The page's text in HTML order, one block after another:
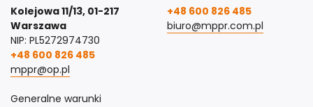
Kolejowa 11/13, 01-217
Warszawa
NIP: PL5272974730
+48 600 826 485
mppr@op.pl
Generalne warunki
+48 600 826 485
biuro@mppr.com.pl